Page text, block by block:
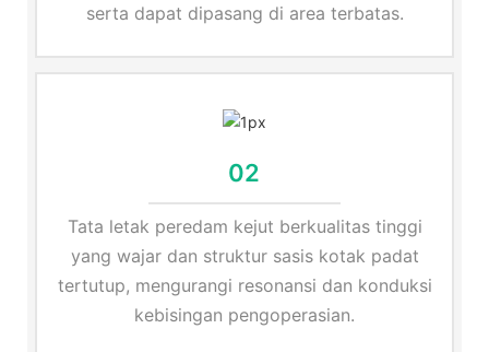
serta dapat dipasang di area terbatas.
02
Tata letak peredam kejut berkualitas tinggi
yang wajar dan struktur sasis kotak padat
tertutup, mengurangi resonansi dan konduksi
kebisingan pengoperasian.